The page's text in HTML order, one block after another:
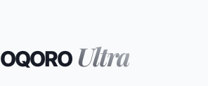
OQORO Ultra